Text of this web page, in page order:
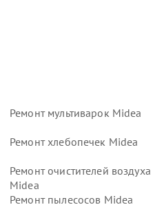
Ремонт мультиварок Midea
Ремонт хлебопечек Midea
Ремонт очистителей воздуха
Midea
Ремонт пылесосов Midea